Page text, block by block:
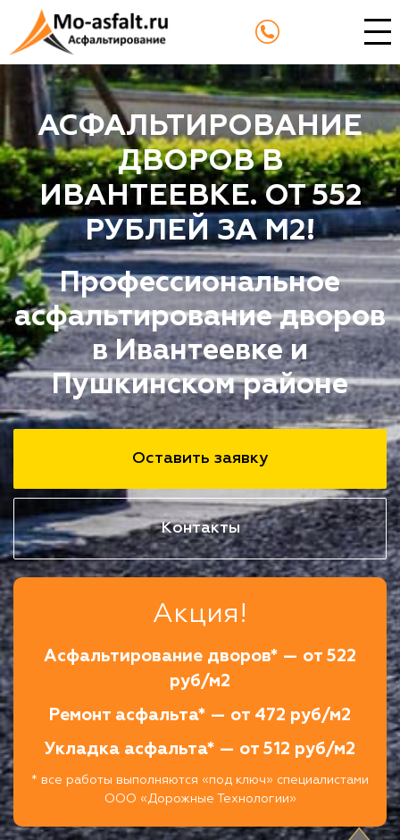
АСФАЛЬТИРОВАНИЕ
ДВОРОВ В
ИВАНТЕЕВКЕ. ОТ 552
РУБЛЕЙ ЗА М2!
Профессиональное
асфальтирование дворов
в Ивантеевке и
Пушкинском районе
Оставить заявку
Контакты
Акция!
Асфальтирование дворов* — от 522
руб/м2
Ремонт асфальта* — от 472 руб/м2
Укладка асфальта* — от 512 руб/м2
* все работы выполняются «под ключ» специалистами
ООО «Дорожные Технологии»